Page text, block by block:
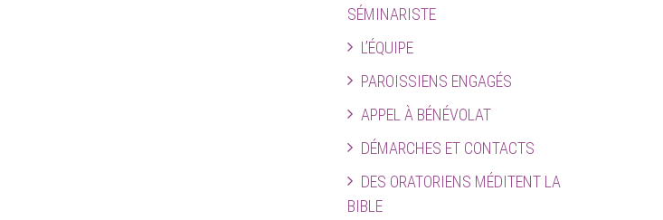
SÉMINARISTE
L’ÉQUIPE
PAROISSIENS ENGAGÉS
APPEL À BÉNÉVOLAT
DÉMARCHES ET CONTACTS
DES ORATORIENS MÉDITENT LA
BIBLE